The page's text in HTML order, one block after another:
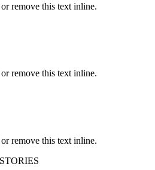
remove this text inline.
remove this text inline.
remove this text inline.